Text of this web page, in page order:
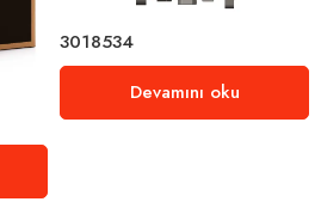
3018534
Devamını oku